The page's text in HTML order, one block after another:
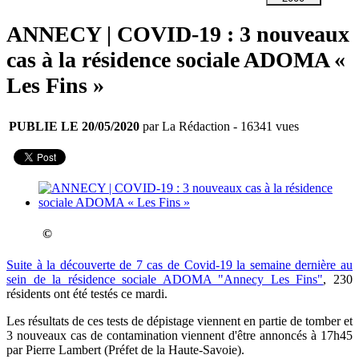
ANNECY | COVID-19 : 3 nouveaux
cas à la résidence sociale ADOMA «
Les Fins »
PUBLIE LE 20/05/2020 par La Rédaction - 16341 vues
©
Suite à la découverte de 7 cas de Covid-19 la semaine dernière au
sein de la résidence sociale ADOMA "Annecy Les Fins", 230
résidents ont été testés ce mardi.
Les résultats de ces tests de dépistage viennent en partie de tomber et
3 nouveaux cas de contamination viennent d'être annoncés à 17h45
par Pierre Lambert (Préfet de la Haute-Savoie).